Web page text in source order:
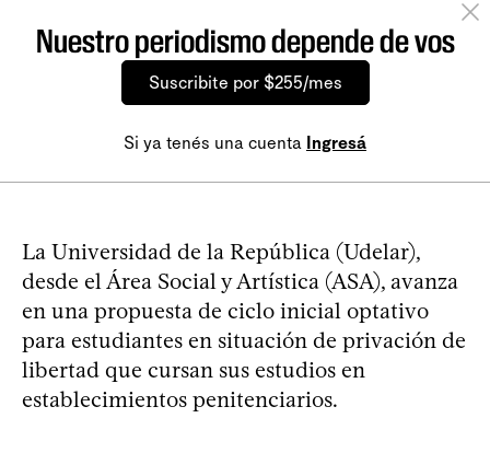
Nuestro periodismo depende de vos
Suscribite por $255/mes
Si ya tenés una cuenta Ingresá
La Universidad de la República (Udelar),
desde el Área Social y Artística (ASA), avanza
en una propuesta de ciclo inicial optativo
para estudiantes en situación de privación de
libertad que cursan sus estudios en
establecimientos penitenciarios.